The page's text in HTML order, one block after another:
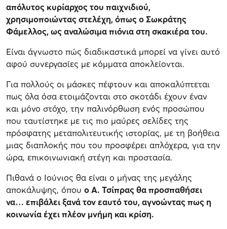
απόλυτος κυρίαρχος του παιχνιδιού,
χρησιμοποιώντας στελέχη, όπως ο Σωκράτης
Φάμελλος, ως αναλώσιμα πιόνια στη σκακιέρα του.
Είναι άγνωστο πώς διαδικαστικά μπορεί να γίνει αυτό
αφού συνεργασίες με κόμματα αποκλείονται.
Για πολλούς οι μάσκες πέφτουν και αποκαλύπτεται
πως όλα όσα ετοιμάζονται στο σκοτάδι έχουν έναν
και μόνο στόχο, την παλινόρθωση ενός προσώπου
που ταυτίστηκε με τις πιο μαύρες σελίδες της
πρόσφατης μεταπολιτευτικής ιστορίας, με τη βοήθεια
μιας διαπλοκής που του προσφέρει απλόχερα, για την
ώρα, επικοινωνιακή στέγη και προστασία.
Πιθανά ο Ιούνιος θα είναι ο μήνας της μεγάλης
αποκάλυψης, όπου ο Α. Τσίπρας θα προσπαθήσει
να… επιβάλει ξανά τον εαυτό του, αγνοώντας πως η
κοινωνία έχει πλέον μνήμη και κρίση.